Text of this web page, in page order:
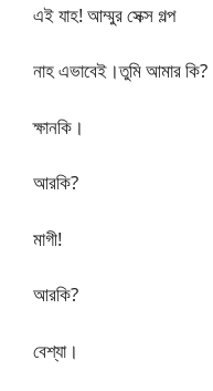
এই যাহ! আম্মুর সেক্স গল্প
নাহ এভাবেই।তুমি আমার কি?
ক্ষানকি।
আরকি?
মাগী!
আরকি?
বেশ্যা।